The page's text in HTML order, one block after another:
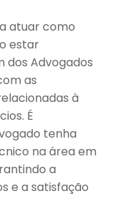
atuar como
estar
dos Advogados
as
à
É
tenha
na área em
a
e a satisfação